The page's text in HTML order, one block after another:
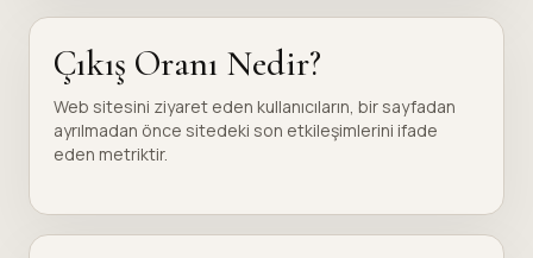
Çıkış Oranı Nedir?
Web sitesini ziyaret eden kullanıcıların, bir sayfadan
ayrılmadan önce sitedeki son etkileşimlerini ifade
eden metriktir.